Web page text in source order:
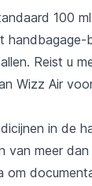
100
Reist u
Wizz Air
in de
van meer
om